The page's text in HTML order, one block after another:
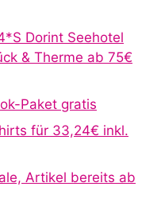
Dorint Seehotel
& Therme ab 75€
Paket gratis
für 33,24€ inkl.
Artikel bereits ab